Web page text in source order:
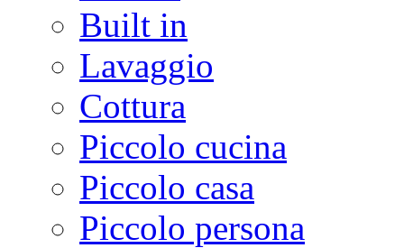
Built in
Lavaggio
Cottura
Piccolo cucina
Piccolo casa
Piccolo persona